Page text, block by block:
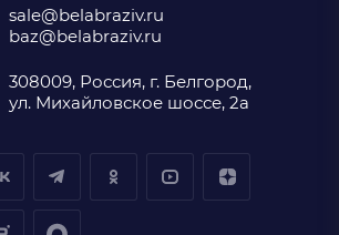
sale@belabraziv.ru
baz@belabraziv.ru
308009, Россия, г. Белгород,
ул. Михайловское шоссе, 2а